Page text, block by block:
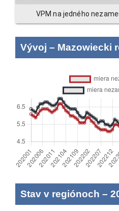
VPM na jedného
Vývoj – Mazowiecki
Stav v regiónoch –